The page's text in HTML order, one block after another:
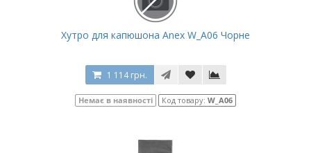
Хутро для капюшона Anex W_A06 Чорне
1 114 грн.
Немає в наявності Код товару: W_A06